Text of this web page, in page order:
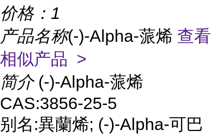
价格： 1
产品名称(-)-Alpha-蒎烯 查看
相似产品 >
简介 (-)-Alpha-蒎烯
CAS:3856-25-5
别名:異蘭烯; (-)-Alpha-可巴